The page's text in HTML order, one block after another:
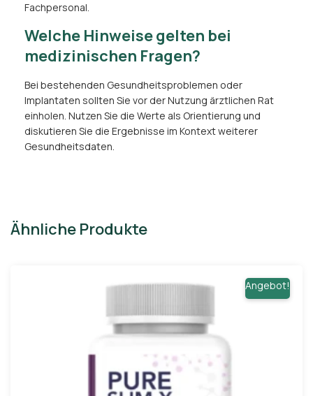
Fachpersonal.
Welche Hinweise gelten bei
medizinischen Fragen?
Bei bestehenden Gesundheitsproblemen oder
Implantaten sollten Sie vor der Nutzung ärztlichen Rat
einholen. Nutzen Sie die Werte als Orientierung und
diskutieren Sie die Ergebnisse im Kontext weiterer
Gesundheitsdaten.
Ähnliche Produkte
Angebot!